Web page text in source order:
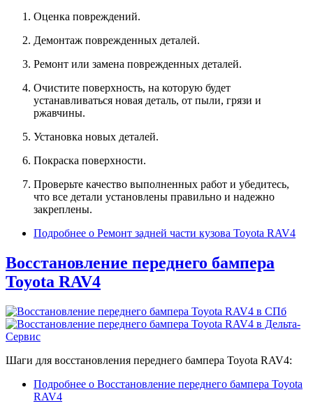
Оценка повреждений.
Демонтаж поврежденных деталей.
Ремонт или замена поврежденных деталей.
Очистите поверхность, на которую будет
устанавливаться новая деталь, от пыли, грязи и
ржавчины.
Установка новых деталей.
Покраска поверхности.
Проверьте качество выполненных работ и убедитесь,
что все детали установлены правильно и надежно
закреплены.
Подробнее о Ремонт задней части кузова Toyota RAV4
Восстановление переднего бампера
Toyota RAV4
Шаги для восстановления переднего бампера Toyota RAV4:
Подробнее о Восстановление переднего бампера Toyota
RAV4